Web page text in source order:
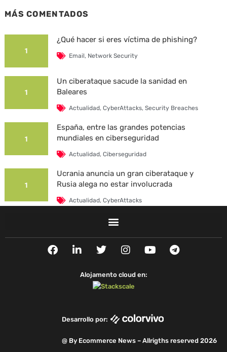
MÁS COMENTADOS
1
¿Qué hacer si eres víctima de phishing?
Email, Network Security
1
Un ciberataque sacude la sanidad en
Baleares
Actualidad,CyberAttacks,Security Breaches
1
España, entre las grandes potencias
mundiales en ciberseguridad
Actualidad,Ciberseguridad
1
Ucrania anuncia un gran ciberataque y
Rusia alega no estar involucrada
Actualidad,CyberAttacks
La Universidad Autónoma de Barcelona es
Actualidad,CyberAttacks ,Security Breaches
F
a
L
i
k
T
w
t
t
e
I
n
t
a
g
m
Y
o
T
e
Alojamento cloud en:
Desarrollo por:
@ By Ecommerce News – Allrigths reserved 2026